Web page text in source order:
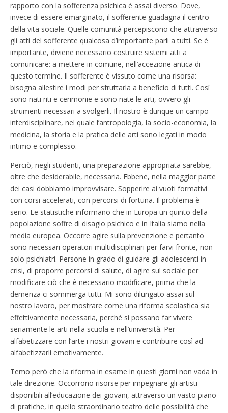
rapporto con la sofferenza psichica è assai diverso. Dove,
invece di essere emarginato, il sofferente guadagna il centro
della vita sociale. Quelle comunità percepiscono che attraverso
gli atti del sofferente qualcosa d’importante parli a tutti. Se è
importante, diviene necessario costruire sistemi atti a
comunicare: a mettere in comune, nell’accezione antica di
questo termine. Il sofferente è vissuto come una risorsa:
bisogna allestire i modi per sfruttarla a beneficio di tutti. Così
sono nati riti e cerimonie e sono nate le arti, ovvero gli
strumenti necessari a svolgerli. Il nostro è dunque un campo
interdisciplinare, nel quale l’antropologia, la socio-economia, la
medicina, la storia e la pratica delle arti sono legati in modo
intimo e complesso.
Perciò, negli studenti, una preparazione appropriata sarebbe,
oltre che desiderabile, necessaria. Ebbene, nella maggior parte
dei casi dobbiamo improvvisare. Sopperire ai vuoti formativi
con corsi accelerati, con percorsi di fortuna. Il problema è
serio. Le statistiche informano che in Europa un quinto della
popolazione soffre di disagio psichico e in Italia siamo nella
media europea. Occorre agire sulla prevenzione e pertanto
sono necessari operatori multidisciplinari per farvi fronte, non
solo psichiatri. Persone in grado di guidare gli adolescenti in
crisi, di proporre percorsi di salute, di agire sul sociale per
modificare ciò che è necessario modificare, prima che la
demenza ci sommerga tutti. Mi sono dilungato assai sul
nostro lavoro, per mostrare come una riforma scolastica sia
effettivamente necessaria, perché si possano far vivere
seriamente le arti nella scuola e nell’università. Per
alfabetizzare con l’arte i nostri giovani e contribuire così ad
alfabetizzarli emotivamente.
Temo però che la riforma in esame in questi giorni non vada in
tale direzione. Occorrono risorse per impegnare gli artisti
disponibili all’educazione dei giovani, attraverso un vasto piano
di pratiche, in quello straordinario teatro delle possibilità che